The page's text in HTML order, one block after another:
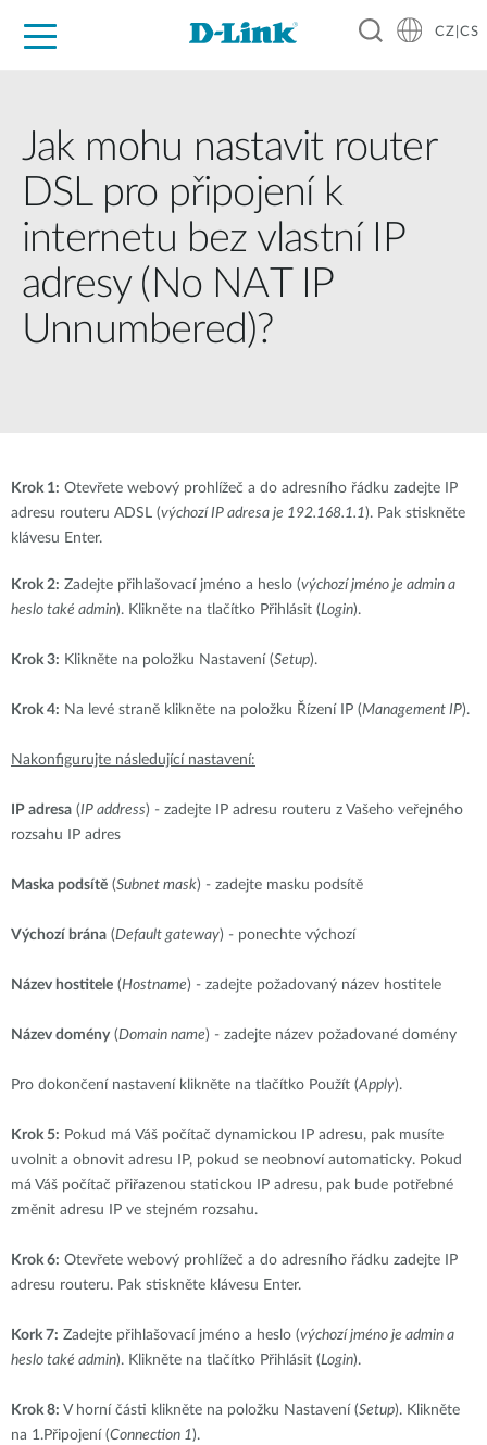
CZ|CS
Jak mohu nastavit router
DSL pro připojení k
internetu bez vlastní IP
adresy (No NAT IP
Unnumbered)?
Krok 1: Otevřete webový prohlížeč a do adresního řádku zadejte IP
adresu routeru ADSL (výchozí IP adresa je 192.168.1.1). Pak stiskněte
klávesu Enter.
Krok 2: Zadejte přihlašovací jméno a heslo (výchozí jméno je admin a
heslo také admin). Klikněte na tlačítko Přihlásit (Login).
Krok 3: Klikněte na položku Nastavení (Setup).
Krok 4: Na levé straně klikněte na položku Řízení IP (Management IP).
Nakonfigurujte následující nastavení:
IP adresa (IP address) - zadejte IP adresu routeru z Vašeho veřejného
rozsahu IP adres
Maska podsítě (Subnet mask) - zadejte masku podsítě
Výchozí brána (Default gateway) - ponechte výchozí
Název hostitele (Hostname) - zadejte požadovaný název hostitele
Název domény (Domain name) - zadejte název požadované domény
Pro dokončení nastavení klikněte na tlačítko Použít (Apply).
Krok 5: Pokud má Váš počítač dynamickou IP adresu, pak musíte
uvolnit a obnovit adresu IP, pokud se neobnoví automaticky. Pokud
má Váš počítač přiřazenou statickou IP adresu, pak bude potřebné
změnit adresu IP ve stejném rozsahu.
Krok 6: Otevřete webový prohlížeč a do adresního řádku zadejte IP
adresu routeru. Pak stiskněte klávesu Enter.
Kork 7: Zadejte přihlašovací jméno a heslo (výchozí jméno je admin a
heslo také admin). Klikněte na tlačítko Přihlásit (Login).
Krok 8: V horní části klikněte na položku Nastavení (Setup). Klikněte
na 1.Připojení (Connection 1).